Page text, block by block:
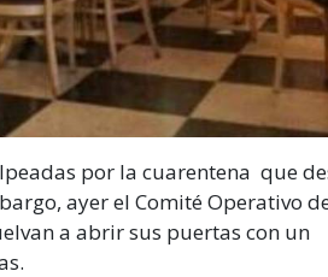
por la cuarentena que
ayer el Comité Operativo
a abrir sus puertas con un